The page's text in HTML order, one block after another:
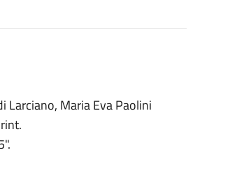
Larciano, Maria Eva Paolini